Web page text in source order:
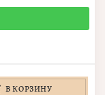
В КОРЗИНУ